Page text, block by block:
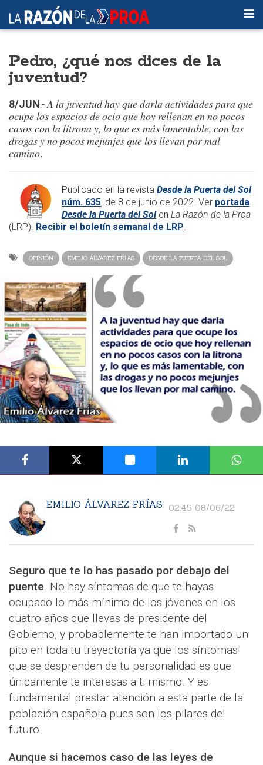
Pedro, ¿qué nos dices de la
juventud?
8/JUN.-A la juventud hay que darla actividades para que
ocupe los espacios de ocio que hoy rellenan en no pocos
casos con la litrona y, lo que es más lamentable, con las
drogas y no pocos mejunjes que los llevan por mal
camino.
​Publicado en la revista Desde la Puerta del Sol
núm. 635, de 8 de junio de 2022. Ver portada
Desde la Puerta del Solen La Razón de la Proa
(LRP). Recibir el boletín semanal de LRP.
OPINIÓN EMILIO ÁLVAREZ FRÍAS DESDE LA PUERTA DEL SOL
EMILIO ÁLVAREZ FRÍAS 02:45 08/06/22
Seguro que te lo has pasado por debajo del
puente. No hay síntomas de que te hayas
ocupado lo más mínimo de los jóvenes en los
cuatro años que llevas de presidente del
Gobierno, y probablemente te han importado un
pito en toda tu trayectoria ya que los síntomas
que se desprenden de tu personalidad es que
únicamente te interesas a ti mismo. Y es
fundamental prestar atención a esta parte de la
población española pues son los pilares del
futuro.
Aunque si hacemos caso de las leyes de